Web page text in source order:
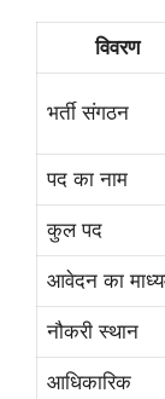
विवरण
भर्ती संगठन
पद का नाम
कुल पद
आवेदन का
नौकरी स्थान
आधिकारिक